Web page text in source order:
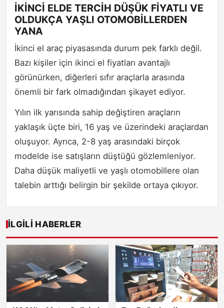
İKİNCİ ELDE TERCİH DÜŞÜK FİYATLI VE
OLDUKÇA YAŞLI OTOMOBİLLERDEN
YANA
İkinci el araç piyasasında durum pek farklı değil.
Bazı kişiler için ikinci el fiyatları avantajlı
görünürken, diğerleri sıfır araçlarla arasında
önemli bir fark olmadığından şikayet ediyor.
Yılın ilk yarısında sahip değiştiren araçların
yaklaşık üçte biri, 16 yaş ve üzerindeki araçlardan
oluşuyor. Ayrıca, 2-8 yaş arasındaki birçok
modelde ise satışların düştüğü gözlemleniyor.
Daha düşük maliyetli ve yaşlı otomobillere olan
talebin arttığı belirgin bir şekilde ortaya çıkıyor.
İLGILI HABERLER